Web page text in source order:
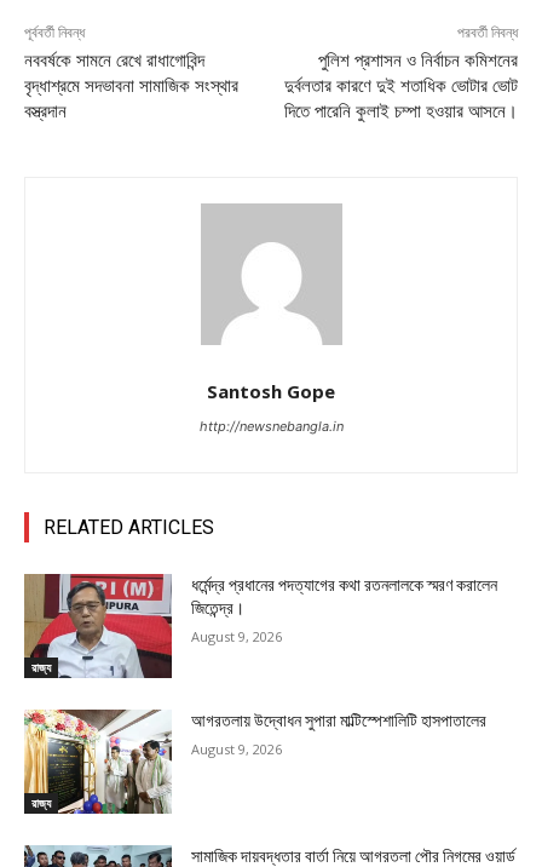
পূর্ববর্তী নিবন্ধ
নববর্ষকে সামনে রেখে রাধাগোবিন্দ
বৃদ্ধাশ্রমে সদভাবনা সামাজিক সংস্থার
বস্ত্রদান
পরবর্তী নিবন্ধ
পুলিশ প্রশাসন ও নির্বাচন কমিশনের
দুর্বলতার কারণে দুই শতাধিক ভোটার ভোট
দিতে পারেনি কুলাই চম্পা হওয়ার আসনে।
Santosh Gope
http://newsnebangla.in
RELATED ARTICLES
রাজ্য
ধর্মেন্দ্র প্রধানের পদত্যাগের কথা রতনলালকে স্মরণ করালেন
জিতেন্দ্র।
August 9, 2026
রাজ্য
আগরতলায় উদ্বোধন সুপারা মাল্টিস্পেশালিটি হাসপাতালের
August 9, 2026
সামাজিক দায়বদ্ধতার বার্তা নিয়ে আগরতলা পৌর নিগমের ওয়ার্ড